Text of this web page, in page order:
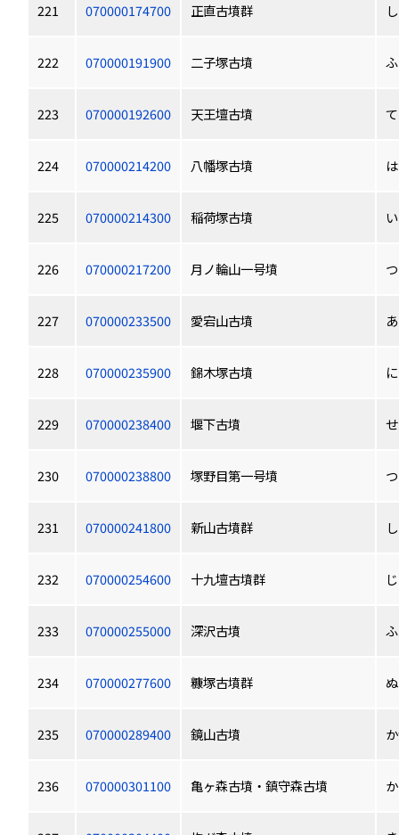
221 070000174700 正直古墳群
222 070000191900 二子塚古墳
223 070000192600 天王壇古墳
224 070000214200 八幡塚古墳
225 070000214300 稲荷塚古墳
226 070000217200 月ノ輪山一号墳
227 070000233500 愛宕山古墳
228 070000235900 錦木塚古墳
229 070000238400 堰下古墳
230 070000238800 塚野目第一号墳
231 070000241800 新山古墳群
232 070000254600 十九壇古墳群
233 070000255000 深沢古墳
234 070000277600 糠塚古墳群
235 070000289400 鏡山古墳
236 070000301100 亀ヶ森古墳・鎮守森古墳